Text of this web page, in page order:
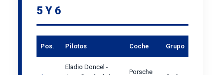
5 Y 6
Pos. Pilotos Coche Grupo
Eladio Doncel -
Porsche